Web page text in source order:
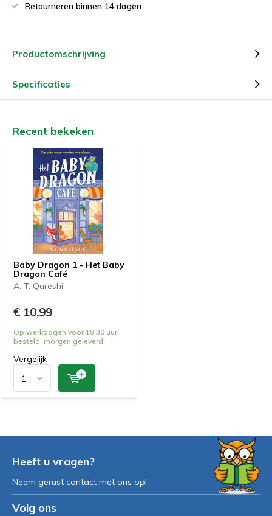
Retourneren binnen 14 dagen
Productomschrijving
Specificaties
Recent bekeken
Baby Dragon 1 - Het Baby
Dragon Café
A. T. Qureshi
€ 10,99
Op werkdagen voor 19:30 uur
besteld, morgen geleverd
Vergelijk
Heeft u vragen?
Neem gerust contact met ons op!
Volg ons